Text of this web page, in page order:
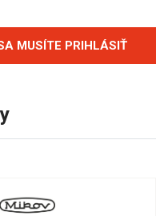
MUSÍTE PRIHLÁSIŤ